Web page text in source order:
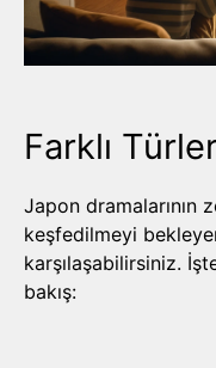
Farklı
Japon dramalarının
keşfedilmeyi
karşılaşabilirsiniz.
bakış: